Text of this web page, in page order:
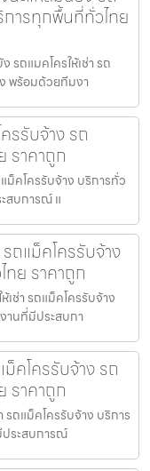
การทุกพื้นที่ทั่วไทย
รถแมคโครให้เช่า รถ
พร้อมด้วยทีมงา
รรับจ้าง รถ
ราคาถูก
ม็คโครรับจ้าง บริการทั่ว
สบการณ์ แ
ถแม็คโครรับจ้าง
ทย ราคาถูก
ช่า รถแม็คโครรับจ้าง
านที่มีประสบกา
คโครรับจ้าง รถ
ราคาถูก
รถแม็คโครรับจ้าง บริการ
ประสบการณ์